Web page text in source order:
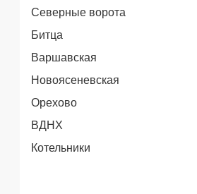
Северные ворота
Битца
Варшавская
Новоясеневская
Орехово
ВДНХ
Котельники